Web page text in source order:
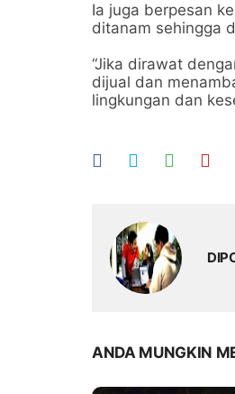
Ia juga berpesan
ditanam sehingga
“Jika dirawat
dijual dan
lingkungan dan
ANDA MUNGKIN